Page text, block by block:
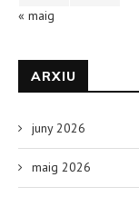
« maig
ARXIU
juny 2026
maig 2026